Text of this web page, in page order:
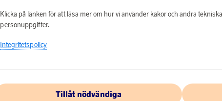
Klicka på länken för att läsa mer om hur vi använder kakor och andra
personuppgifter.
Integritetspolicy
Tillåt nödvändiga